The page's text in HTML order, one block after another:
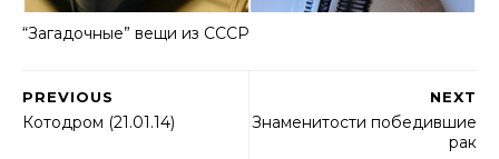
“Загадочные” вещи из СССР
NEXT
Знаменитости победившие
рак
PREVIOUS
Котодром (21.01.14)